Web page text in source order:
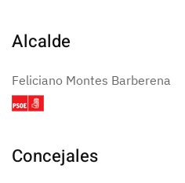
Alcalde
Feliciano Montes Barberena
Concejales